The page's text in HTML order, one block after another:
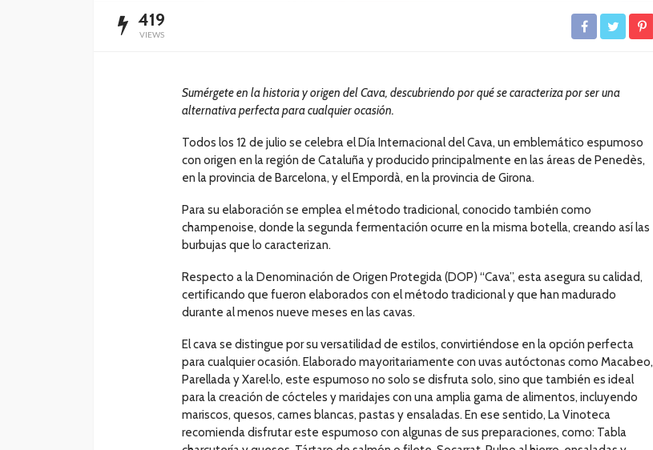
419
VIEWS
Sumérgete en la historia y origen del Cava, descubriendo por qué se caracteriza por ser una
alternativa perfecta para cualquier ocasión.
Todos los 12 de julio se celebra el Día Internacional del Cava, un emblemático espumoso
con origen en la región de Cataluña y producido principalmente en las áreas de Penedès,
en la provincia de Barcelona, y el Empordà, en la provincia de Girona.
Para su elaboración se emplea el método tradicional, conocido también como
champenoise, donde la segunda fermentación ocurre en la misma botella, creando así las
burbujas que lo caracterizan.
Respecto a la Denominación de Origen Protegida (DOP) “Cava”, esta asegura su calidad,
certificando que fueron elaborados con el método tradicional y que han madurado
durante al menos nueve meses en las cavas.
El cava se distingue por su versatilidad de estilos, convirtiéndose en la opción perfecta
para cualquier ocasión. Elaborado mayoritariamente con uvas autóctonas como Macabeo,
Parellada y Xarel·lo, este espumoso no solo se disfruta solo, sino que también es ideal
para la creación de cócteles y maridajes con una amplia gama de alimentos, incluyendo
mariscos, quesos, carnes blancas, pastas y ensaladas. En ese sentido, La Vinoteca
recomienda disfrutar este espumoso con algunas de sus preparaciones, como: Tabla